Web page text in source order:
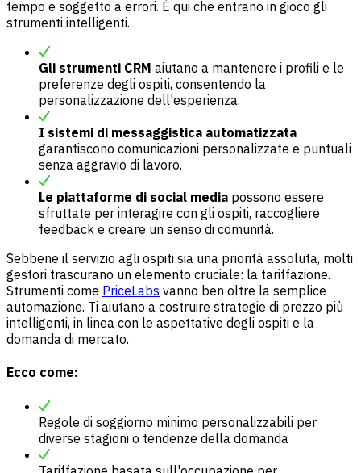
tempo e soggetto a errori. È qui che entrano in gioco gli
strumenti intelligenti.
Gli strumenti CRM aiutano a mantenere i profili e le
preferenze degli ospiti, consentendo la
personalizzazione dell'esperienza.
I sistemi di messaggistica automatizzata
garantiscono comunicazioni personalizzate e puntuali
senza aggravio di lavoro.
Le piattaforme di social media possono essere
sfruttate per interagire con gli ospiti, raccogliere
feedback e creare un senso di comunità.
Sebbene il servizio agli ospiti sia una priorità assoluta, molti
gestori trascurano un elemento cruciale: la tariffazione.
Strumenti come PriceLabs vanno ben oltre la semplice
automazione. Ti aiutano a costruire strategie di prezzo più
intelligenti, in linea con le aspettative degli ospiti e la
domanda di mercato.
Ecco come:
Regole di soggiorno minimo personalizzabili per
diverse stagioni o tendenze della domanda